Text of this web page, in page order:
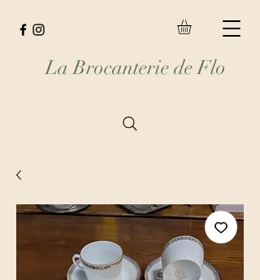
La Brocanterie de Flo